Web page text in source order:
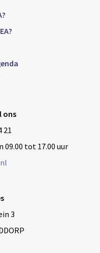
ons
21
09.00 tot 17.00 uur
3